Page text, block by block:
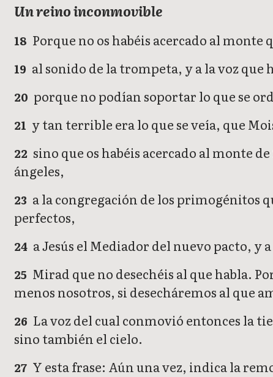
Un reino inconmovible
18 Porque no os habéis acercado al
19 al sonido de la trompeta, y a la voz que
20 porque no podían soportar lo que se
21 y tan terrible era lo que se veía, que
22 sino que os habéis acercado al monte
ángeles,
23 a la congregación de los primogénitos
perfectos,
24 a Jesús el Mediador del nuevo pacto, y
25 Mirad que no desechéis al que habla.
menos nosotros, si desecháremos al que
26 La voz del cual conmovió entonces la
sino también el cielo.
27 Y esta frase: Aún una vez, indica la